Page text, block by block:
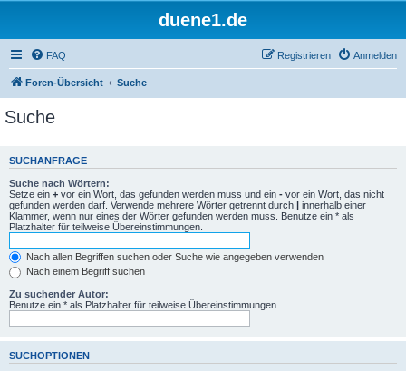
duene1.de
FAQ Anmelden
Registrieren
Foren-Übersicht Suche
Suche
SUCHANFRAGE
Suche nach Wörtern:
Setze ein + vor ein Wort, das gefunden werden muss und ein - vor ein Wort, das nicht
gefunden werden darf. Verwende mehrere Wörter getrennt durch | innerhalb einer
Klammer, wenn nur eines der Wörter gefunden werden muss. Benutze ein * als
Platzhalter für teilweise Übereinstimmungen.
Nach allen Begriffen suchen oder Suche wie angegeben verwenden
Nach einem Begriff suchen
Zu suchender Autor:
Benutze ein * als Platzhalter für teilweise Übereinstimmungen.
SUCHOPTIONEN